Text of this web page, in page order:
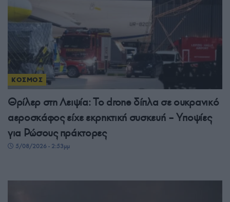
ΚΟΣΜΟΣ
Θρίλερ στη Λειψία: Το drone δίπλα σε ουκρανικό
αεροσκάφος είχε εκρηκτική συσκευή – Υποψίες
για Ρώσους πράκτορες
5/08/2026 - 2:53μμ